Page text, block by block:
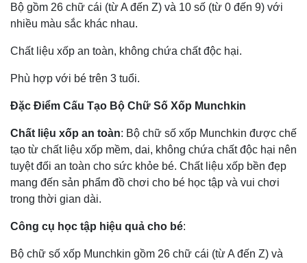
Bộ gồm 26 chữ cái (từ A đến Z) và 10 số (từ 0 đến 9) với
nhiều màu sắc khác nhau.
Chất liệu xốp an toàn, không chứa chất độc hại.
Phù hợp với bé trên 3 tuổi.
Đặc Điểm Cấu Tạo Bộ Chữ Số Xốp Munchkin
Chất liệu xốp an toàn: Bộ chữ số xốp Munchkin được chế
tạo từ chất liệu xốp mềm, dai, không chứa chất độc hại nên
tuyệt đối an toàn cho sức khỏe bé. Chất liệu xốp bền đẹp
mang đến sản phẩm đồ chơi cho bé học tập và vui chơi
trong thời gian dài.
Công cụ học tập hiệu quả cho bé:
Bộ chữ số xốp Munchkin gồm 26 chữ cái (từ A đến Z) và